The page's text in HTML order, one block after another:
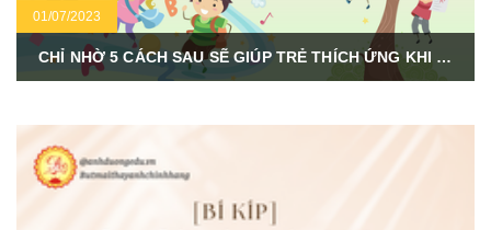
01/07/2023
CHỈ NHỜ 5 CÁCH SAU SẼ GIÚP TRẺ THÍCH ỨNG KHI BẮT ĐẦU VÀO LỚP 1